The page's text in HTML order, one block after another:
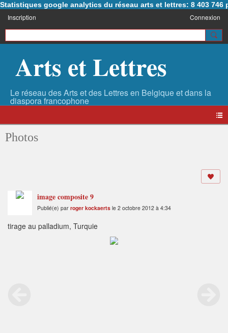
Statistiques google analytics du réseau arts et lettres: 8 403 746
Inscription Connexion
Arts et Lettres
Photos
image composite 9
Publié(e) par roger kockaerts le 2 octobre 2012 à 4:34
tirage au palladium, Turquie